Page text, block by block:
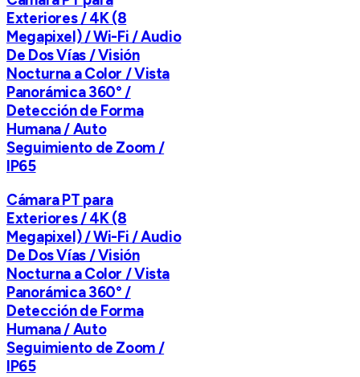
Exteriores / 4K (8
Megapixel) / Wi-Fi / Audio
De Dos Vías / Visión
Nocturna a Color / Vista
Panorámica 360° /
Detección de Forma
Humana / Auto
Seguimiento de Zoom /
IP65
Cámara PT para
Exteriores / 4K (8
Megapixel) / Wi-Fi / Audio
De Dos Vías / Visión
Nocturna a Color / Vista
Panorámica 360° /
Detección de Forma
Humana / Auto
Seguimiento de Zoom /
IP65